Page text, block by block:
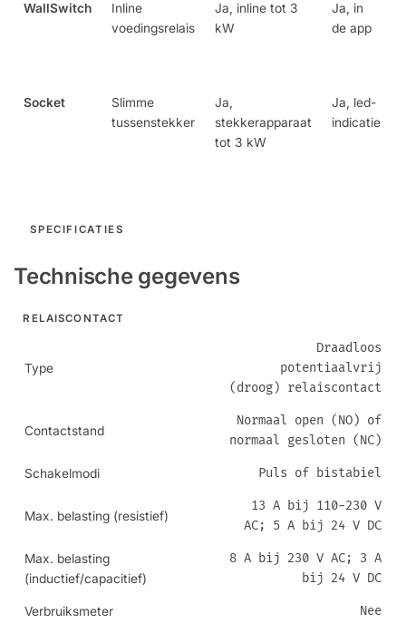
WallSwitch
Inline
voedingsrelais
Ja, inline tot 3
kW
Ja, in
de app
Socket
Slimme
tussenstekker
Ja,
stekkerapparaat
tot 3 kW
Ja, led-
indicatie
SPECIFICATIES
Technische gegevens
RELAISCONTACT
Type
Draadloos
potentiaalvrij
(droog) relaiscontact
Contactstand
Normaal open (NO) of
normaal gesloten (NC)
Schakelmodi Puls of bistabiel
Max. belasting (resistief)
13 A bij 110-230 V
AC; 5 A bij 24 V DC
Max. belasting
(inductief/capacitief)
8 A bij 230 V AC; 3 A
bij 24 V DC
Verbruiksmeter Nee